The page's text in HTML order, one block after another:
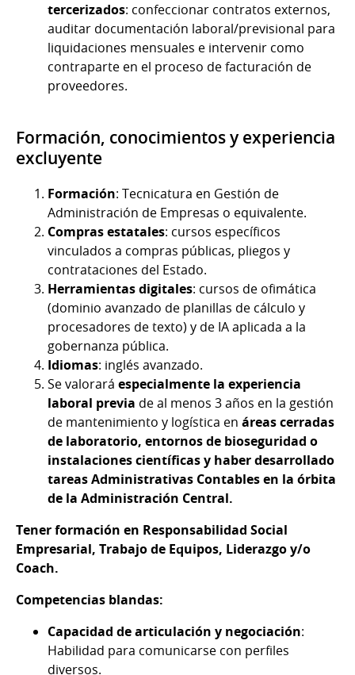
tercerizados: confeccionar contratos externos,
auditar documentación laboral/previsional para
liquidaciones mensuales e intervenir como
contraparte en el proceso de facturación de
proveedores.
Formación, conocimientos y experiencia
excluyente
Formación: Tecnicatura en Gestión de
Administración de Empresas o equivalente.
Compras estatales: cursos específicos
vinculados a compras públicas, pliegos y
contrataciones del Estado.
Herramientas digitales: cursos de ofimática
(dominio avanzado de planillas de cálculo y
procesadores de texto) y de IA aplicada a la
gobernanza pública.
Idiomas: inglés avanzado.
Se valorará especialmente la experiencia
laboral previa de al menos 3 años en la gestión
de mantenimiento y logística en áreas cerradas
de laboratorio, entornos de bioseguridad o
instalaciones científicas y haber desarrollado
tareas Administrativas Contables en la órbita
de la Administración Central.
Tener formación en Responsabilidad Social
Empresarial, Trabajo de Equipos, Liderazgo y/o
Coach.
Competencias blandas:
Capacidad de articulación y negociación:
Habilidad para comunicarse con perfiles
diversos.